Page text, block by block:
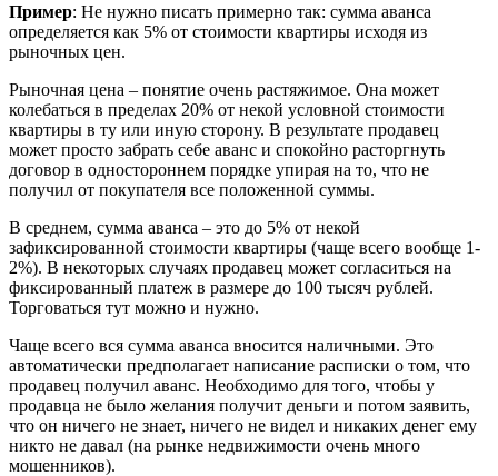
Пример: Не нужно писать примерно так: сумма аванса
определяется как 5% от стоимости квартиры исходя из
рыночных цен.
Рыночная цена – понятие очень растяжимое. Она может
колебаться в пределах 20% от некой условной стоимости
квартиры в ту или иную сторону. В результате продавец
может просто забрать себе аванс и спокойно расторгнуть
договор в одностороннем порядке упирая на то, что не
получил от покупателя все положенной суммы.
В среднем, сумма аванса – это до 5% от некой
зафиксированной стоимости квартиры (чаще всего вообще 1-
2%). В некоторых случаях продавец может согласиться на
фиксированный платеж в размере до 100 тысяч рублей.
Торговаться тут можно и нужно.
Чаще всего вся сумма аванса вносится наличными. Это
автоматически предполагает написание расписки о том, что
продавец получил аванс. Необходимо для того, чтобы у
продавца не было желания получит деньги и потом заявить,
что он ничего не знает, ничего не видел и никаких денег ему
никто не давал (на рынке недвижимости очень много
мошенников).